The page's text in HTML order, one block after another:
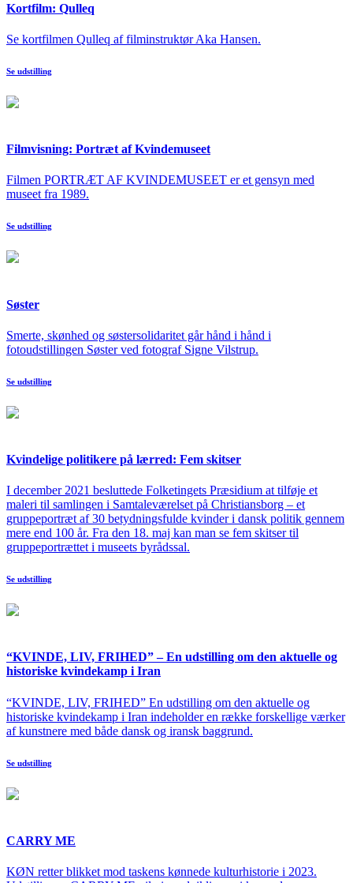
Kortfilm: Qulleq
Se kortfilmen Qulleq af filminstruktør Aka Hansen.
Se udstilling
Filmvisning: Portræt af Kvindemuseet
Filmen PORTRÆT AF KVINDEMUSEET er et gensyn med
museet fra 1989.
Se udstilling
Søster
Smerte, skønhed og søstersolidaritet går hånd i hånd i
fotoudstillingen Søster ved fotograf Signe Vilstrup.
Se udstilling
Kvindelige politikere på lærred: Fem skitser
I december 2021 besluttede Folketingets Præsidium at tilføje et
maleri til samlingen i Samtaleværelset på Christiansborg – et
gruppeportræt af 30 betydningsfulde kvinder i dansk politik gennem
mere end 100 år. Fra den 18. maj kan man se fem skitser til
gruppeportrættet i museets byrådssal.
Se udstilling
“KVINDE, LIV, FRIHED” – En udstilling om den aktuelle og
historiske kvindekamp i Iran
“KVINDE, LIV, FRIHED” En udstilling om den aktuelle og
historiske kvindekamp i Iran indeholder en række forskellige værker
af kunstnere med både dansk og iransk baggrund.
Se udstilling
CARRY ME
KØN retter blikket mod taskens kønnede kulturhistorie i 2023.